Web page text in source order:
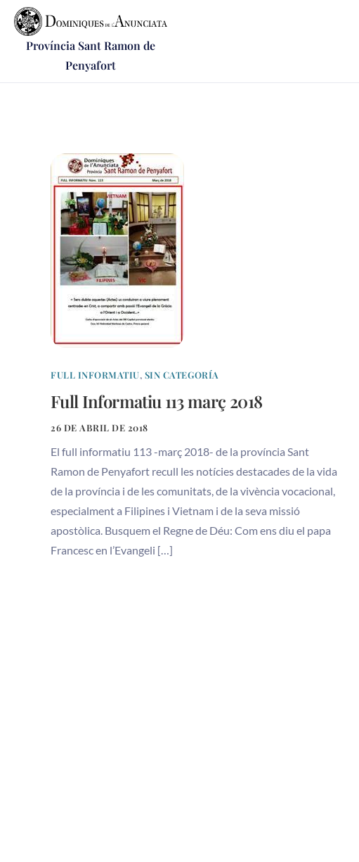
Província Sant Ramon de
Penyafort
FULL INFORMATIU, SIN CATEGORÍA
Full Informatiu 113 març 2018
26 DE ABRIL DE 2018
El full informatiu 113 -març 2018- de la província Sant
Ramon de Penyafort recull les notícies destacades de la vida
de la província i de les comunitats, de la vivència vocacional,
especialment a Filipines i Vietnam i de la seva missió
apostòlica. Busquem el Regne de Déu: Com ens diu el papa
Francesc en l’Evangeli […]